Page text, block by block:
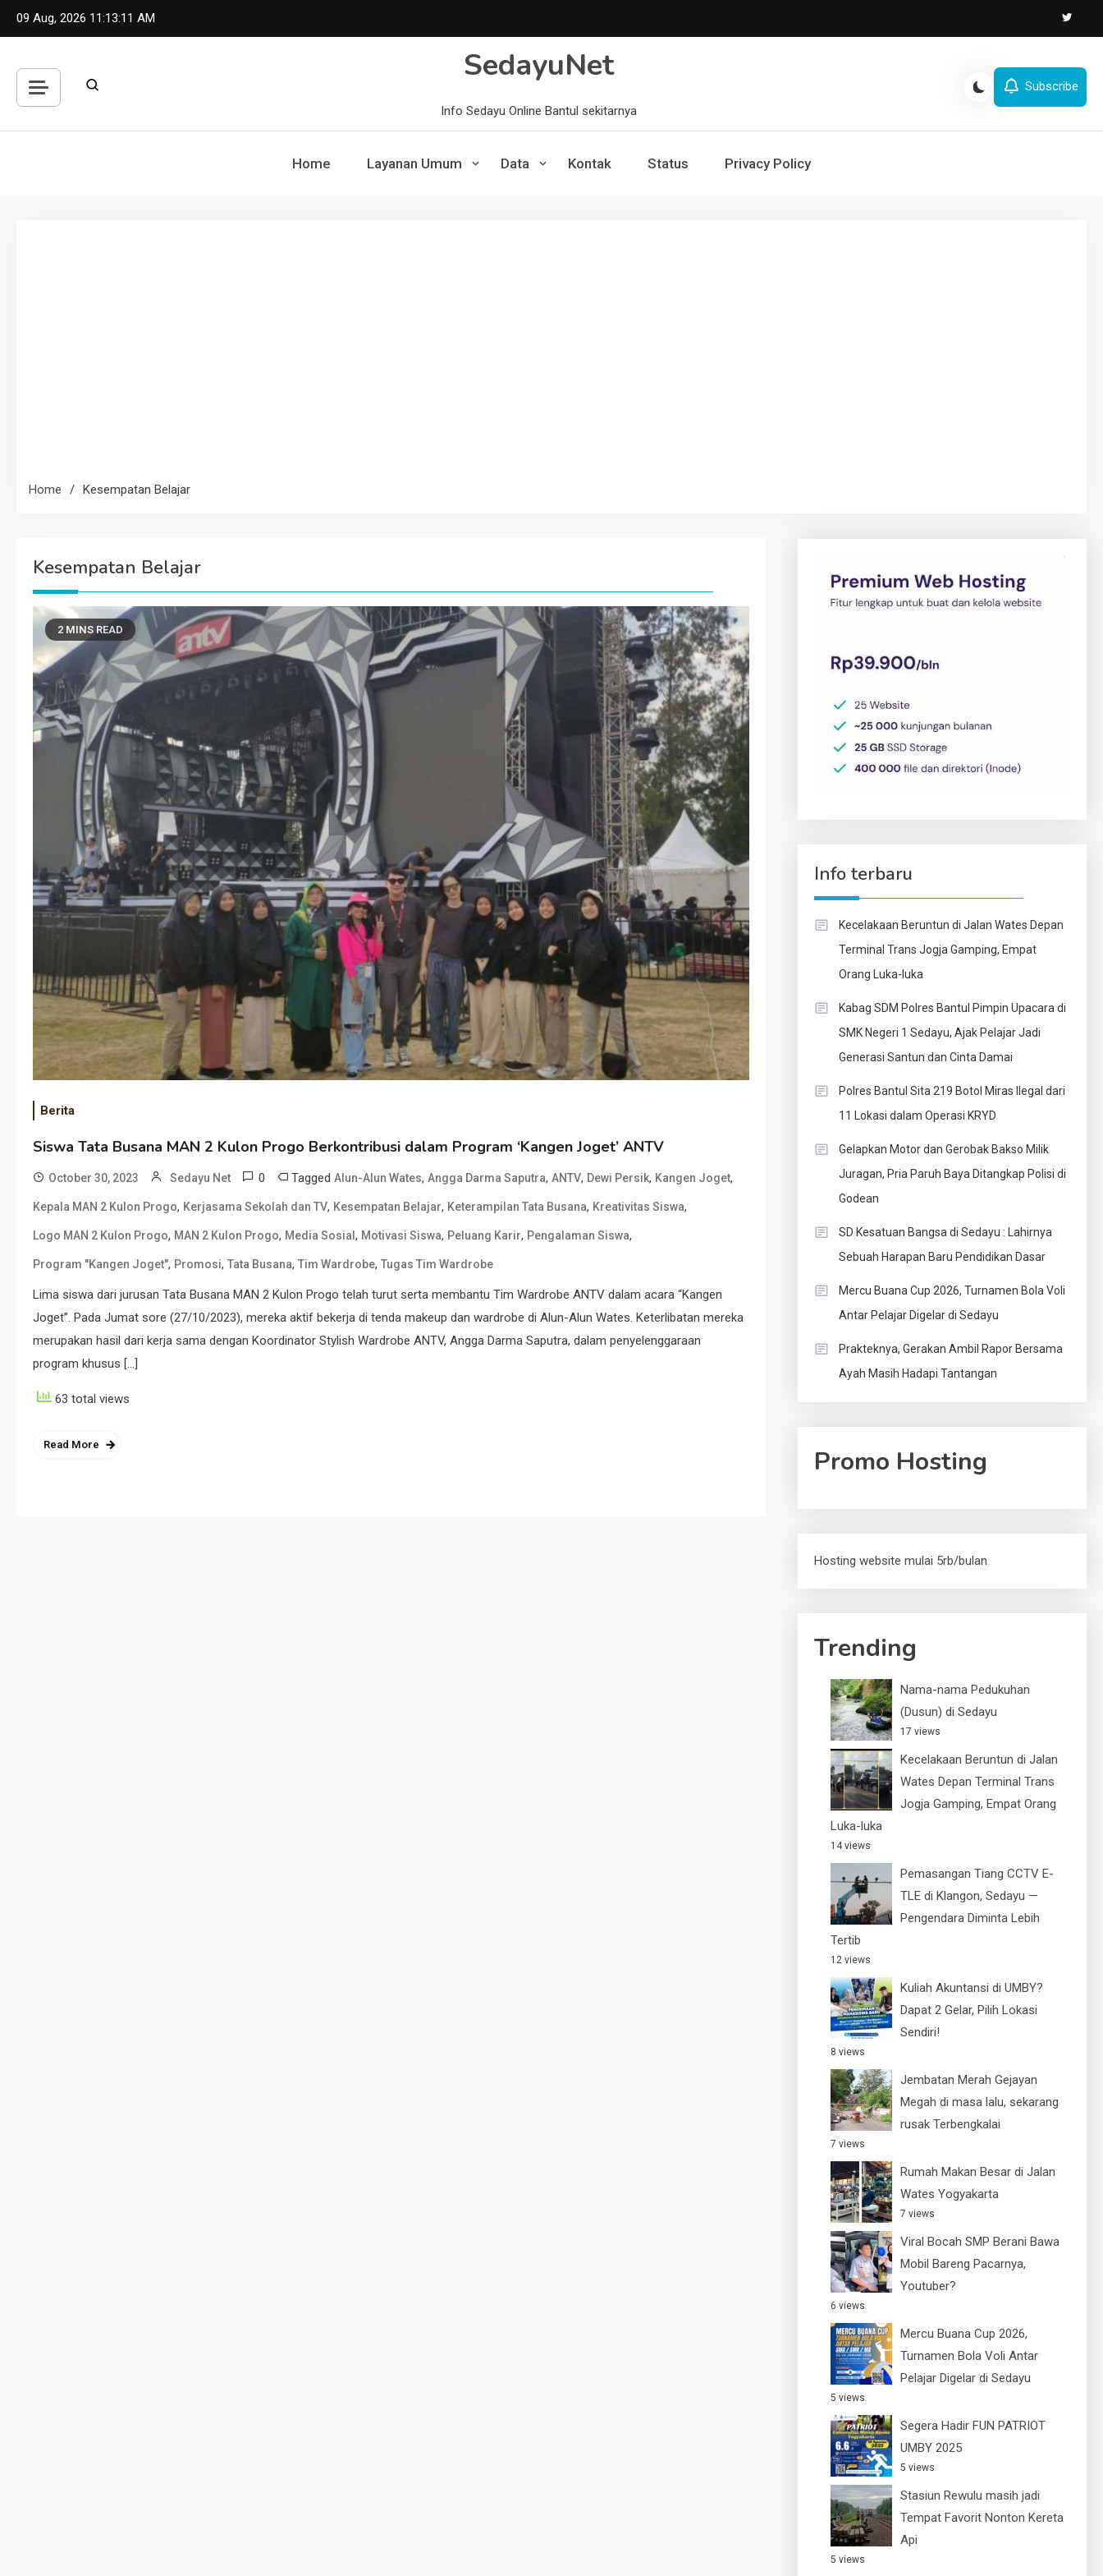
Skip
09 Aug, 2026 11:13:12 AM
SedayuNet
Info Sedayu Online Bantul sekitarnya
Subscribe
Home Layanan Umum Data Kontak Status Privacy Policy
Home Kesempatan Belajar
Kesempatan Belajar
2 MINS READ
Berita
Siswa Tata Busana MAN 2 Kulon Progo Berkontribusi dalam Program ‘Kangen Joget’ ANTV
October 30, 2023 Sedayu Net 0 Tagged Alun-Alun Wates, Angga Darma Saputra, ANTV, Dewi Persik, Kangen Joget,
Kepala MAN 2 Kulon Progo, Kerjasama Sekolah dan TV, Kesempatan Belajar, Keterampilan Tata Busana, Kreativitas Siswa,
Logo MAN 2 Kulon Progo, MAN 2 Kulon Progo, Media Sosial , Motivasi Siswa, Peluang Karir, Pengalaman Siswa,
Program "Kangen Joget", Promosi, Tata Busana, Tim Wardrobe, Tugas Tim Wardrobe
Lima siswa dari jurusan Tata Busana MAN 2 Kulon Progo telah turut serta membantu Tim Wardrobe ANTV dalam acara “Kangen
Joget”. Pada Jumat sore (27/10/2023), mereka aktif bekerja di tenda makeup dan wardrobe di Alun-Alun Wates. Keterlibatan mereka
merupakan hasil dari kerja sama dengan Koordinator Stylish Wardrobe ANTV, Angga Darma Saputra, dalam penyelenggaraan
program khusus […]
63 total views
Read More
Info terbaru
Kecelakaan Beruntun di Jalan Wates Depan
Terminal Trans Jogja Gamping, Empat
Orang Luka-luka
Kabag SDM Polres Bantul Pimpin Upacara di
SMK Negeri 1 Sedayu, Ajak Pelajar Jadi
Generasi Santun dan Cinta Damai
Polres Bantul Sita 219 Botol Miras Ilegal dari
11 Lokasi dalam Operasi KRYD
Gelapkan Motor dan Gerobak Bakso Milik
Juragan, Pria Paruh Baya Ditangkap Polisi di
Godean
SD Kesatuan Bangsa di Sedayu : Lahirnya
Sebuah Harapan Baru Pendidikan Dasar
Mercu Buana Cup 2026, Turnamen Bola Voli
Antar Pelajar Digelar di Sedayu
Prakteknya, Gerakan Ambil Rapor Bersama
Ayah Masih Hadapi Tantangan
Promo Hosting
Hosting website mulai 5rb/bulan
Trending
Nama-nama Pedukuhan
(Dusun) di Sedayu
17 views
Kecelakaan Beruntun di Jalan
Wates Depan Terminal Trans
Jogja Gamping, Empat Orang
Luka-luka
14 views
Pemasangan Tiang CCTV E-
TLE di Klangon, Sedayu —
Pengendara Diminta Lebih
Tertib
12 views
Kuliah Akuntansi di UMBY?
Dapat 2 Gelar, Pilih Lokasi
Sendiri!
8 views
Jembatan Merah Gejayan
Megah di masa lalu, sekarang
rusak Terbengkalai
7 views
Rumah Makan Besar di Jalan
Wates Yogyakarta
7 views
Viral Bocah SMP Berani Bawa
Mobil Bareng Pacarnya,
Youtuber?
6 views
Mercu Buana Cup 2026,
Turnamen Bola Voli Antar
Pelajar Digelar di Sedayu
5 views
Segera Hadir FUN PATRIOT
UMBY 2025
5 views
Stasiun Rewulu masih jadi
Tempat Favorit Nonton Kereta
Api
5 views